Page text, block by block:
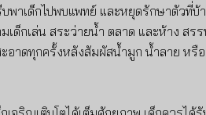
พาเด็กไปพบแพทย์ และหยุดรักษาตัว
ด็กเล่น สระว่ายน้ำ ตลาด และห้าง ส
อาดทุกครั้งหลังสัมผัสน้ำมูก น้ำลาย หรื